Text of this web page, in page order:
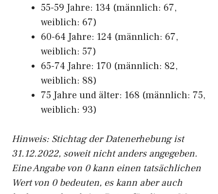
55-59 Jahre: 134 (männlich: 67,
weiblich: 67)
60-64 Jahre: 124 (männlich: 67,
weiblich: 57)
65-74 Jahre: 170 (männlich: 82,
weiblich: 88)
75 Jahre und älter: 168 (männlich: 75,
weiblich: 93)
Hinweis: Stichtag der Datenerhebung ist
31.12.2022, soweit nicht anders angegeben.
Eine Angabe von 0 kann einen tatsächlichen
Wert von 0 bedeuten, es kann aber auch